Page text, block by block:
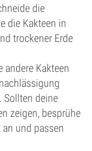
die
die Kakteen in
trockener Erde
andere Kakteen
Sollten deine
zeigen, besprühe
und passen